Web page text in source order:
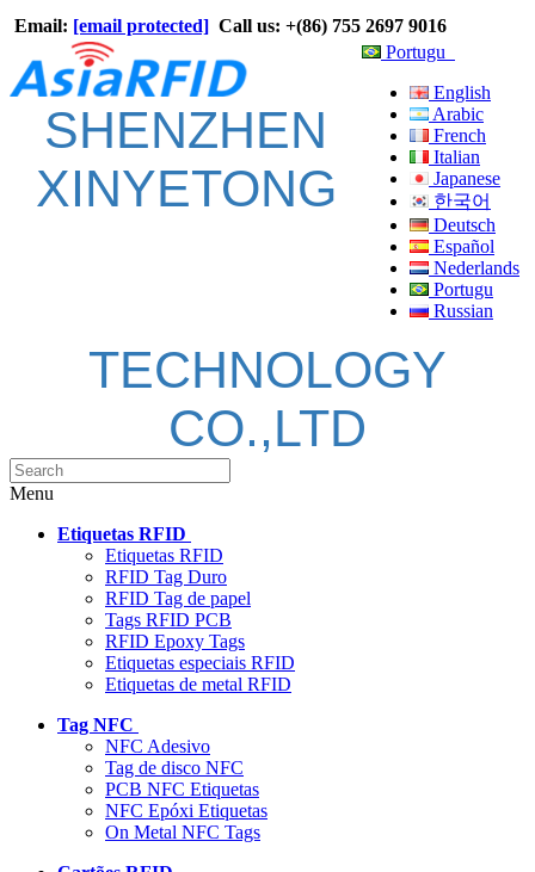
Email: [email protected] Call us: +(86) 755 2697 9016
Portugu
English
Arabic
French
Italian
Japanese
한국어
Deutsch
Español
Nederlands
Portugu
Russian
SHENZHEN
XINYETONG
TECHNOLOGY
CO.,LTD
Menu
Etiquetas RFID
Etiquetas RFID
RFID Tag Duro
RFID Tag de papel
Tags RFID PCB
RFID Epoxy Tags
Etiquetas especiais RFID
Etiquetas de metal RFID
Tag NFC
NFC Adesivo
Tag de disco NFC
PCB NFC Etiquetas
NFC Epóxi Etiquetas
On Metal NFC Tags